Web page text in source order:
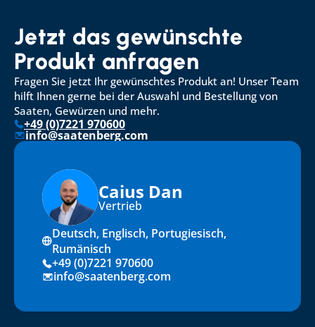
Jetzt das gewünschte
Produkt anfragen
Fragen Sie jetzt Ihr gewünschtes Produkt an! Unser Team
hilft Ihnen gerne bei der Auswahl und Bestellung von
Saaten, Gewürzen und mehr.
+49 (0)7221 970600
info@saatenberg.com
Caius Dan
Vertrieb
Deutsch, Englisch, Portugiesisch,
Rumänisch
+49 (0)7221 970600
info@saatenberg.com